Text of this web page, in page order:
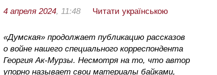
4 апреля 2024, 11:48 Читати українською
«Думская» продолжает публикацию рассказов
о войне нашего специального корреспондента
Георгия Ак-Мурзы. Несмотря на то, что автор
упорно называет свои материалы байками,